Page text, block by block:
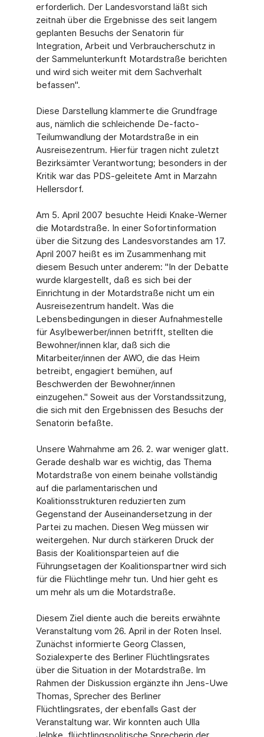
erforderlich. Der Landesvorstand läßt sich
zeitnah über die Ergebnisse des seit langem
geplanten Besuchs der Senatorin für
Integration, Arbeit und Verbraucherschutz in
der Sammelunterkunft Motardstraße berichten
und wird sich weiter mit dem Sachverhalt
befassen".
Diese Darstellung klammerte die Grundfrage
aus, nämlich die schleichende De-facto-
Teilumwandlung der Motardstraße in ein
Ausreisezentrum. Hierfür tragen nicht zuletzt
Bezirksämter Verantwortung; besonders in der
Kritik war das PDS-geleitete Amt in Marzahn
Hellersdorf.
Am 5. April 2007 besuchte Heidi Knake-Werner
die Motardstraße. In einer Sofortinformation
über die Sitzung des Landesvorstandes am 17.
April 2007 heißt es im Zusammenhang mit
diesem Besuch unter anderem: "In der Debatte
wurde klargestellt, daß es sich bei der
Einrichtung in der Motardstraße nicht um ein
Ausreisezentrum handelt. Was die
Lebensbedingungen in dieser Aufnahmestelle
für Asylbewerber/innen betrifft, stellten die
Bewohner/innen klar, daß sich die
Mitarbeiter/innen der AWO, die das Heim
betreibt, engagiert bemühen, auf
Beschwerden der Bewohner/innen
einzugehen." Soweit aus der Vorstandssitzung,
die sich mit den Ergebnissen des Besuchs der
Senatorin befaßte.
Unsere Wahrnahme am 26. 2. war weniger glatt.
Gerade deshalb war es wichtig, das Thema
Motardstraße von einem beinahe vollständig
auf die parlamentarischen und
Koalitionsstrukturen reduzierten zum
Gegenstand der Auseinandersetzung in der
Partei zu machen. Diesen Weg müssen wir
weitergehen. Nur durch stärkeren Druck der
Basis der Koalitionsparteien auf die
Führungsetagen der Koalitionspartner wird sich
für die Flüchtlinge mehr tun. Und hier geht es
um mehr als um die Motardstraße.
Diesem Ziel diente auch die bereits erwähnte
Veranstaltung vom 26. April in der Roten Insel.
Zunächst informierte Georg Classen,
Sozialexperte des Berliner Flüchtlingsrates
über die Situation in der Motardstraße. Im
Rahmen der Diskussion ergänzte ihn Jens-Uwe
Thomas, Sprecher des Berliner
Flüchtlingsrates, der ebenfalls Gast der
Veranstaltung war. Wir konnten auch Ulla